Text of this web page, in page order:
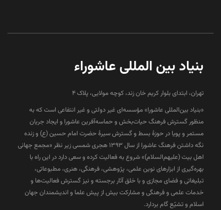
بنیاد بین المللی عاشوراء
تهران، ابتدای بلوار کریم خان زند، کوچه مولایی، پلاک 4
«بنیاد بین‌المللی عاشورا» مؤسسه‌ای غیر دولتی و غیر انتفاعی است که به
منظور گسترش فرهنگ حیات‌بخش و حماسه‌آفرین عاشورا و ایجاد جریان
مستمر و پویا در حوزۀ بسط و گسترش سیرۀ حضرت امام حسین (ع) و زنده
نگه داشتن فرهنگ عاشورا از سال ۱۳۹۳ هجری شمسی زیر نظر «مجمع جهانی
اهل بیت (علیهم‌السلام)» شروع به فعالیت کرده و سعی دارد در این راه با
بهره‌گیری از ابزارهای نوین علمی، پژوهشی، فرهنگی، هنری، مطبوعاتی،
تبلیغاتی و فضای مجازی و با خلق آثار برجسته و نیز گسترش فعالیت‌ها و
خدمات علمی و فرهنگی و مشارکت بیش از پیش علما و اندیشمندان جهان
اسلام و تشیّع گام بردارد.